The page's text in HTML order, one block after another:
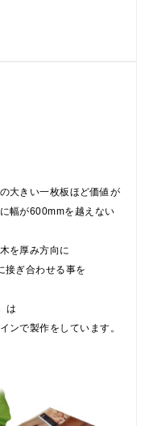
大きい一枚板ほど価値が
幅が600mmを越えない
を厚み方向に
接ぎ合わせる事を
は
ンで製作をしています。